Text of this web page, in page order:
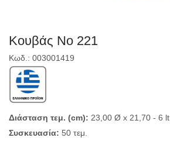
Κουβάς Νο 221
Κωδ.: 003001419
Διάσταση τεμ. (cm): 23,00 Ø x 21,70 - 6 lt
Συσκευασία: 50 τεμ.